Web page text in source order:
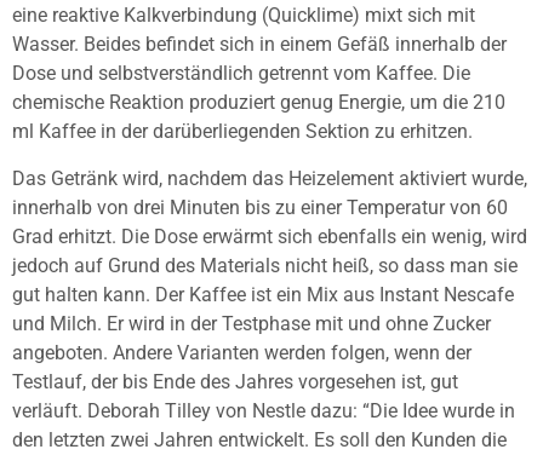
eine reaktive Kalkverbindung (Quicklime) mixt sich mit
Wasser. Beides befindet sich in einem Gefäß innerhalb der
Dose und selbstverständlich getrennt vom Kaffee. Die
chemische Reaktion produziert genug Energie, um die 210
ml Kaffee in der darüberliegenden Sektion zu erhitzen.
Das Getränk wird, nachdem das Heizelement aktiviert wurde,
innerhalb von drei Minuten bis zu einer Temperatur von 60
Grad erhitzt. Die Dose erwärmt sich ebenfalls ein wenig, wird
jedoch auf Grund des Materials nicht heiß, so dass man sie
gut halten kann. Der Kaffee ist ein Mix aus Instant Nescafe
und Milch. Er wird in der Testphase mit und ohne Zucker
angeboten. Andere Varianten werden folgen, wenn der
Testlauf, der bis Ende des Jahres vorgesehen ist, gut
verläuft. Deborah Tilley von Nestle dazu: “Die Idee wurde in
den letzten zwei Jahren entwickelt. Es soll den Kunden die